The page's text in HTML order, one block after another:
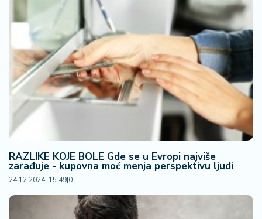
RAZLIKE KOJE BOLE Gde se u Evropi najviše
zarađuje - kupovna moć menja perspektivu ljudi
24.12.2024. 15:49|0